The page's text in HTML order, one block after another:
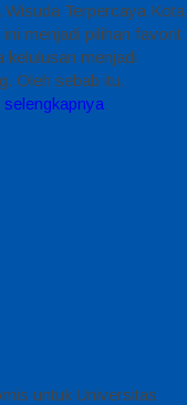
Terpercaya Kota
menjadi pilihan favorit
kelulusan menjadi
Oleh sebab itu,
selengkapnya
untuk Universitas